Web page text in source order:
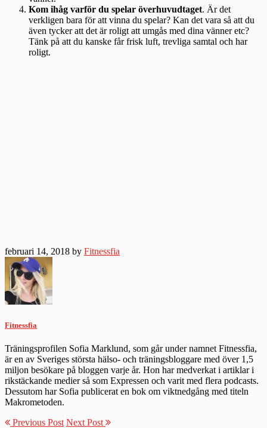
Kom ihåg varför du spelar överhuvudtaget. Är det
verkligen bara för att vinna du spelar? Kan det vara så att du
även tycker att det är roligt att umgås med dina vänner etc?
Tänk på att du kanske får frisk luft, trevliga samtal och har
roligt.
februari 14, 2018 by Fitnessfia
Fitnessfia
Träningsprofilen Sofia Marklund, som går under namnet Fitnessfia,
är en av Sveriges största hälso- och träningsbloggare med över 1,5
miljon besökare på bloggen varje år. Hon har medverkat i artiklar i
rikstäckande medier så som Expressen och varit med flera podcasts.
Dessutom har Sofia publicerat en bok om viktnedgång med titeln
Makrometoden.
Previous Post Next Post